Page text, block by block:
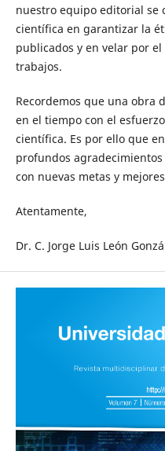
nuestro equipo editorial se
científica en garantizar la
publicados y en velar por
trabajos.
Recordemos que una obra
en el tiempo con el
científica. Es por ello que
profundos
con nuevas metas y
Atentamente,
Dr. C. Jorge Luis León